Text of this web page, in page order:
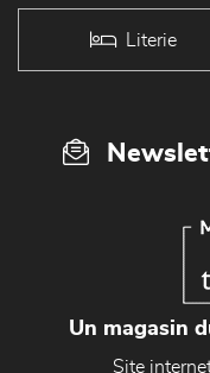
Literie
Un magasin
Site